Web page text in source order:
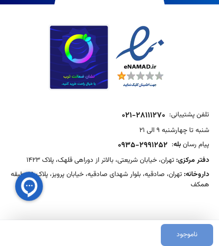
ناموجود
تلفن پشتیبانی: 021-28111270
شنبه تا چهارشنبه 9 الی 21
پیام رسانبله:
0935-2991252
دفتر مرکزی: تهران، خیابان شریعتی، بالاتر از دوراهی قلهک، پلاک 1423
داروخانه:
تهران، صادقیه، بلوار شهدای صادقیه، خیابان پرویز، پلاک 15، طبقه
همکف